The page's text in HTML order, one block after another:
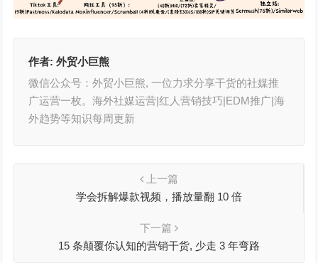
作者:外贸小巨熊
微信公众号：外贸小巨熊, 一位力求分享干货的社媒推
广运营一枚。海外社媒运营|红人营销技巧|EDM推广|海
外趋势等知识每周更新
上一篇
学会拆解爆款视频，播放量翻 10 倍
下一篇
15 条颠覆你认知的营销干货, 少走 3 年弯路